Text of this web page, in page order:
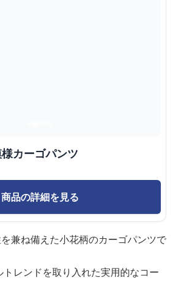
カーゴパンツ
商品の詳細を見る
兼ね備えた小花柄のカーゴパンツで
レンドを取り入れた実用的なコー